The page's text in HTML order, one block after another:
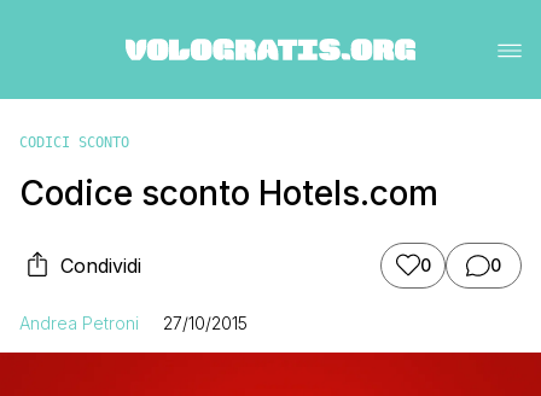
CODICI SCONTO
Codice sconto Hotels.com
Condividi 0 0
Andrea Petroni 27/10/2015